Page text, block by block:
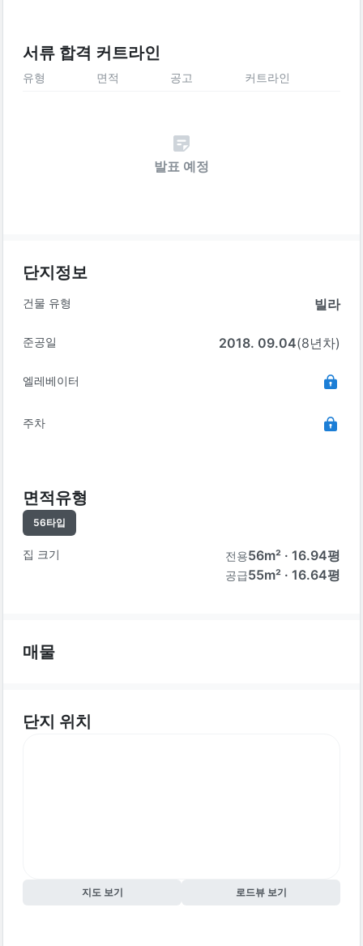
서류 합격 커트라인
유형 면적 공고 커트라인
발표 예정
단지정보
건물 유형 빌라
준공일 2018. 09.04(8년차)
엘레베이터
주차
면적유형
56타입
집 크기 전용56m² · 16.94평
공급55m² · 16.64평
매물
단지 위치
지도 보기 로드뷰 보기